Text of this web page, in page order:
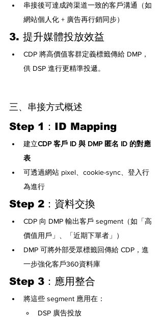
串接後可達成跨渠道一致的客戶溝通（如
網站個人化 + 廣告再行銷同步）
3. 提升媒體投放效益
CDP 將高價值客群定義標籤傳給 DMP，
供 DSP 進行更精準投遞。
三、串接方式概述
Step 1：ID Mapping
建立CDP 客戶 ID 與 DMP 匿名 ID 的對應
表
可透過網站 pixel、cookie-sync、登入行
為進行
Step 2：資料交換
CDP 向 DMP 輸出客戶 segment（如「高
價值用戶」、「近期下單者」）
DMP 可將外部受眾標籤回傳給 CDP，進
一步強化客戶360資料庫
Step 3：應用整合
將這些 segment 應用在：
DSP 廣告投放